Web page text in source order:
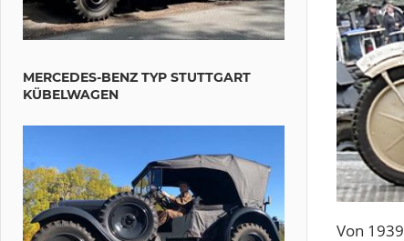
Von
MERCEDES-BENZ TYP STUTTGART
KÜBELWAGEN